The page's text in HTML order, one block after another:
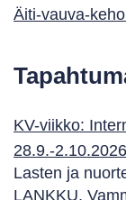
Äiti-vauva-
KV-viikko:
28.9.-2.10.2026
Lasten ja
LANKKU,